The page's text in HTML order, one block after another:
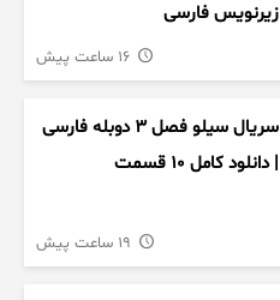
زیرنویس فارسی
سریال سیلو فصل ۳ دوبله فارسی
| دانلود کامل ۱۰ قسمت